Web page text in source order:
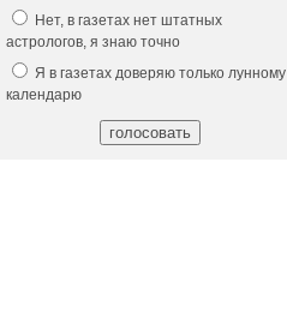
Нет, в газетах нет штатных
астрологов, я знаю точно
Я в газетах доверяю только лунному
календарю